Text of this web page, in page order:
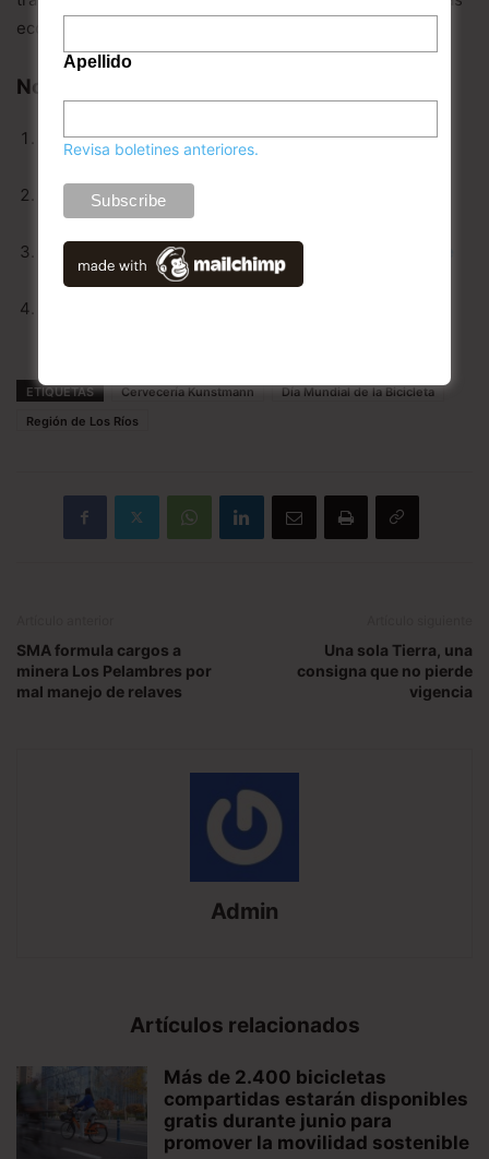
económico.
Noticias Relacionadas:
Cervecería Kunstmann desarrollará terminal de
SISS en Los Ríos inició plan de fiscalización para
asegurar agua potable en periodo estival
Osorninos recolectan 1.200 kilos de pilas usadas que
serán enviadas a relleno de seguridad
ETIQUETAS Cervecería Kunstmann
Día Mundial de la Bicicleta
Región de Los Ríos
SMA formula cargos a
minera Los Pelambres por
mal manejo de relaves
Una sola Tierra, una
consigna que no pierde
vigencia
Admin
Artículos relacionados
Más de 2.400 bicicletas
compartidas estarán disponibles
gratis durante junio para
promover la movilidad sostenible
Apellido
Revisa boletines anteriores.